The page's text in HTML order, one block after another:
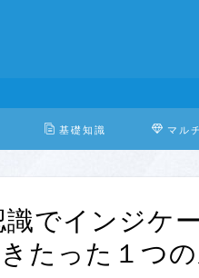
基礎知識 マル
識でインジケ
たった１つの